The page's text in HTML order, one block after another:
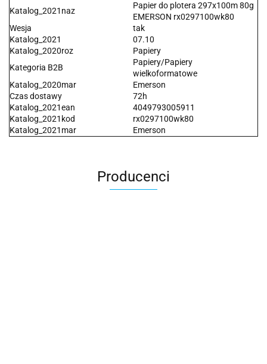
Katalog_2021naz
Papier do plotera 297x100m 80g
EMERSON rx0297100wk80
Wesja
tak
Katalog_2021
07.10
Katalog_2020roz
Papiery
Kategoria B2B
Papiery/Papiery
wielkoformatowe
Katalog_2020mar
Emerson
Czas dostawy
72h
Katalog_2021ean
4049793005911
Katalog_2021kod
rx0297100wk80
Katalog_2021mar
Emerson
Producenci